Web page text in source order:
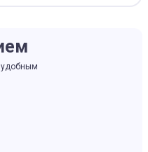
удобным